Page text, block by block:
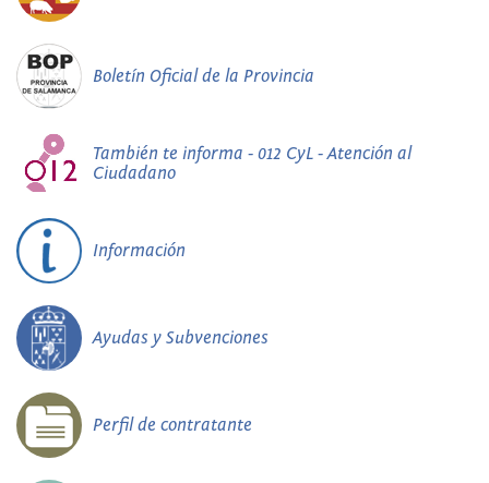
Boletín Oficial de la Provincia
También te informa - 012 CyL - Atención al
Ciudadano
Información
Ayudas y Subvenciones
Perfil de contratante